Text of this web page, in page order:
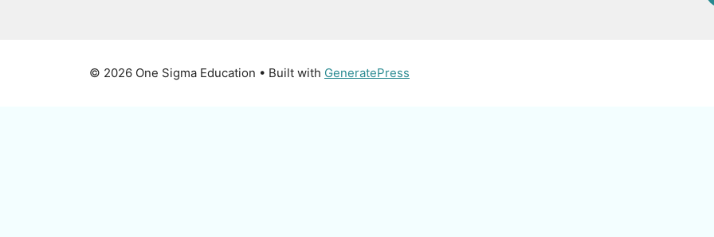
© 2026 One Sigma Education • Built with GeneratePress